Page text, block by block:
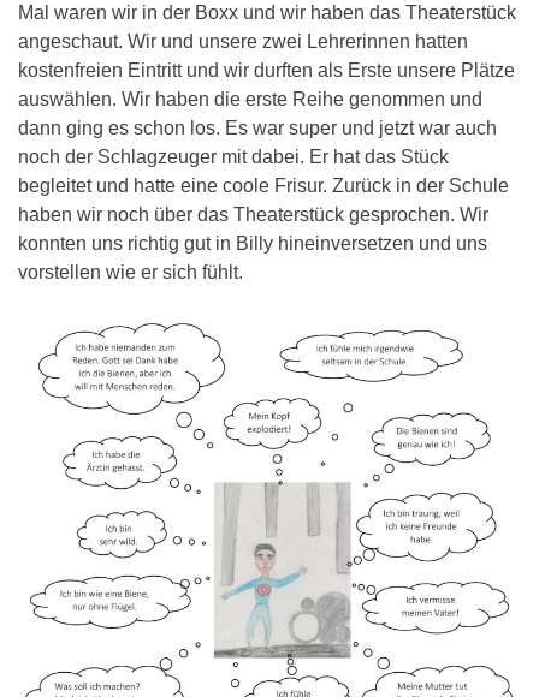
Mal waren wir in der Boxx und wir haben das Theaterstück
angeschaut. Wir und unsere zwei Lehrerinnen hatten
kostenfreien Eintritt und wir durften als Erste unsere Plätze
auswählen. Wir haben die erste Reihe genommen und
dann ging es schon los. Es war super und jetzt war auch
noch der Schlagzeuger mit dabei. Er hat das Stück
begleitet und hatte eine coole Frisur. Zurück in der Schule
haben wir noch über das Theaterstück gesprochen. Wir
konnten uns richtig gut in Billy hineinversetzen und uns
vorstellen wie er sich fühlt.